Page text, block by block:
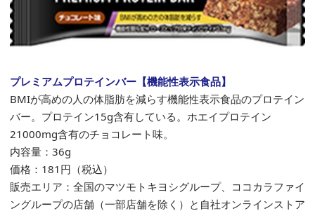
プレミアムプロテインバー【機能性表示食品】
BMIが高めの人の体脂肪を減らす機能性表示食品のプロテイン
バー。プロテイン15g含有している。ホエイプロテイン
21000mg含有のチョコレート味。
内容量：36g
価格： 181 円（税込）
販売エリア：全国のマツモトキヨシグループ、ココカラファイ
ングループの店舗（一部店舗を除く）と自社オンラインストア